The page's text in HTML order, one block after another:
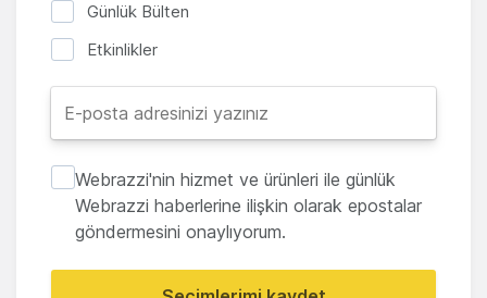
Günlük Bülten
Etkinlikler
Webrazzi'nin hizmet ve ürünleri ile günlük
Webrazzi haberlerine ilişkin olarak epostalar
göndermesini onaylıyorum.